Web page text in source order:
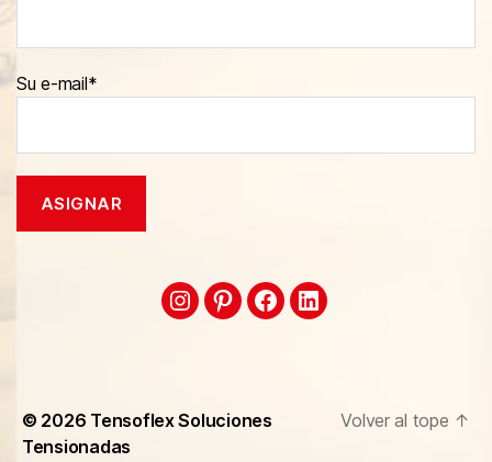
Su e-mail*
© 2026 Tensoflex Soluciones
Tensionadas
Volver al tope ↑